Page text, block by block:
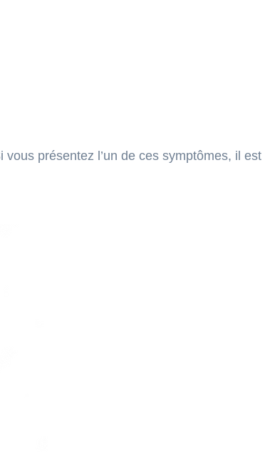
présentez l’un de ces symptômes, il est